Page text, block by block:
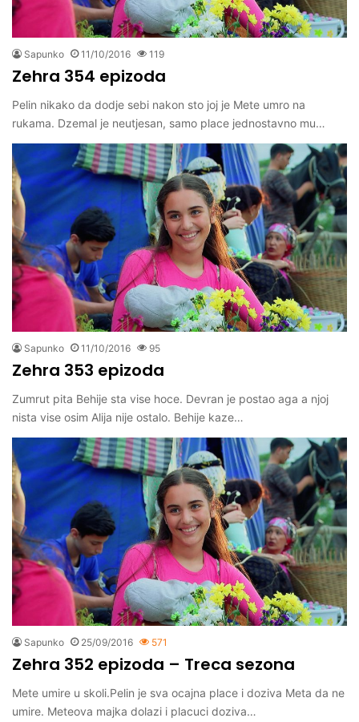
Sapunko 11/10/2016 119
Zehra 354 epizoda
Pelin nikako da dodje sebi nakon sto joj je Mete umro na
rukama. Dzemal je neutjesan, samo place jednostavno mu…
Sapunko 11/10/2016 95
Zehra 353 epizoda
Zumrut pita Behije sta vise hoce. Devran je postao aga a njoj
nista vise osim Alija nije ostalo. Behije kaze…
Sapunko 25/09/2016 571
Zehra 352 epizoda – Treca sezona
Mete umire u skoli.Pelin je sva ocajna place i doziva Meta da ne
umire. Meteova majka dolazi i placuci doziva…